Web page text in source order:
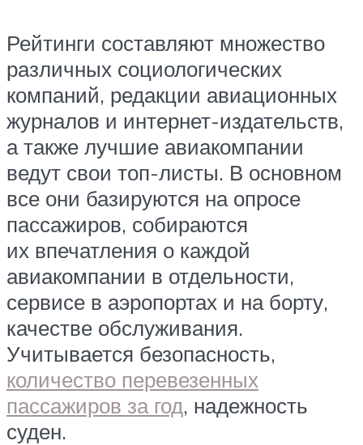
Рейтинги составляют множество
различных социологических
компаний, редакции авиационных
журналов и интернет-издательств,
а также лучшие авиакомпании
ведут свои топ-листы. В основном
все они базируются на опросе
пассажиров, собираются
их впечатления о каждой
авиакомпании в отдельности,
сервисе в аэропортах и на борту,
качестве обслуживания.
Учитывается безопасность,
количество перевезенных
пассажиров за год, надежность
суден.